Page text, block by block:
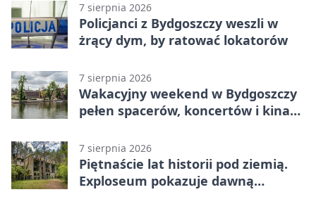
7 sierpnia 2026
Policjanci z Bydgoszczy weszli w
żrący dym, by ratować lokatorów
7 sierpnia 2026
Wakacyjny weekend w Bydgoszczy
pełen spacerów, koncertów i kina
7 sierpnia 2026
Piętnaście lat historii pod ziemią.
Exploseum pokazuje dawną